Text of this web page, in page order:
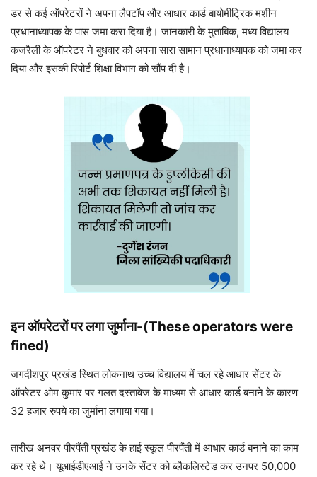
डर से कई ऑपरेटरों ने अपना लैपटॉप और आधार कार्ड बायोमीट्रिक मशीन
प्रधानाध्यापक के पास जमा करा दिया है। जानकारी के मुताबिक, मध्य विद्यालय
कजरैली के ऑपरेटर ने बुधवार को अपना सारा सामान प्रधानाध्यापक को जमा कर
दिया और इसकी रिपोर्ट शिक्षा विभाग को सौंप दी है।
इन ऑपरेटरों पर लगा जुर्माना-(These operators were
fined)
जगदीशपुर प्रखंड स्थित लोकनाथ उच्च विद्यालय में चल रहे आधार सेंटर के
ऑपरेटर ओम कुमार पर गलत दस्तावेज के माध्यम से आधार कार्ड बनाने के कारण
32 हजार रुपये का जुर्माना लगाया गया।
तारीख अनवर पीरपैंती प्रखंड के हाई स्कूल पीरपैंती में आधार कार्ड बनाने का काम
कर रहे थे। यूआईडीएआई ने उनके सेंटर को ब्लैकलिस्टेड कर उनपर 50,000